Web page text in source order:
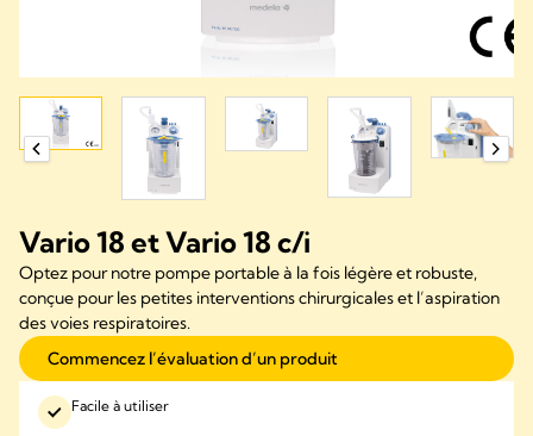
Vario 18 et Vario 18 c/i
Optez pour notre pompe portable à la fois légère et robuste,
conçue pour les petites interventions chirurgicales et l’aspiration
des voies respiratoires.
Commencez l’évaluation d’un produit
Facile à utiliser